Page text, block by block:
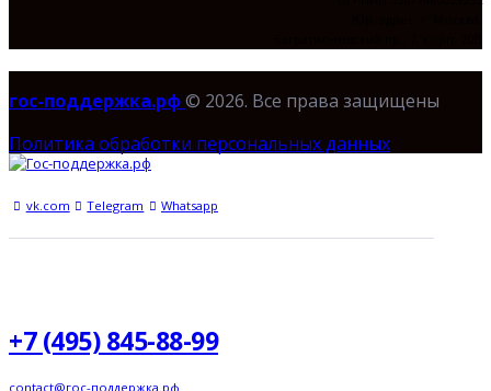
гос-поддержка.рф© 2026. Все права защищены
Политика обработки персональных данных
vk.com Telegram Whatsapp
+7 (495) 845-88-99
contact@гос-поддержка.рф